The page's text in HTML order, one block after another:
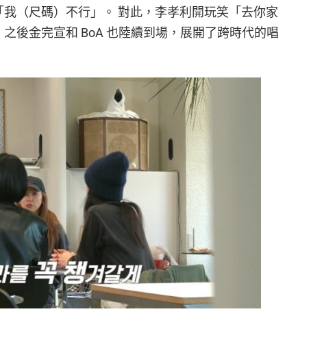
（尺碼）不行」。 對此，李孝利開玩笑「去你家
後金完宣和 BoA 也陸續到場，展開了跨時代的唱